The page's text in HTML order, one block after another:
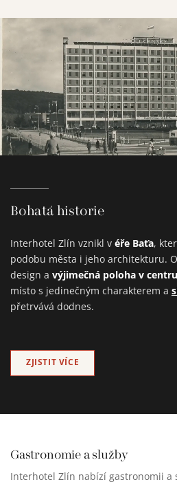
Bohatá historie
Interhotel Zlín vznikl v éře Baťa,
podobu města i jeho architekturu.
design a výjimečná poloha v centru
místo s jedinečným charakterem a
přetrvává dodnes.
ZJISTIT VÍCE
Gastronomie a služby
Interhotel Zlín nabízí gastronomii a